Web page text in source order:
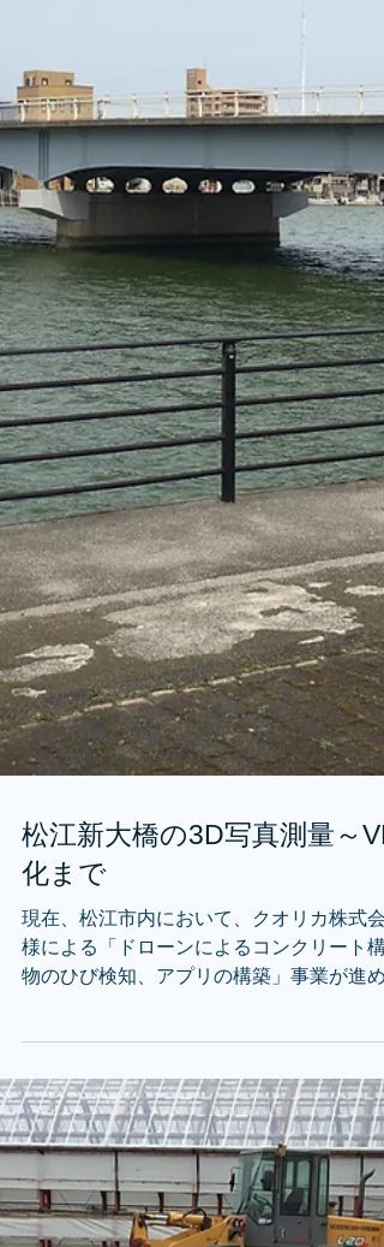
松江新大橋の3D写真測量～VR
様による「ドローンによるコンクリート構
物のひび検知、アプリの構築」事業が進め
れています。この活動をきっかけとして、
般、上定松江市長と関係者による対談が行
れました。この対談には、弊社事業の推進
普段からお力添えいただいているワー...